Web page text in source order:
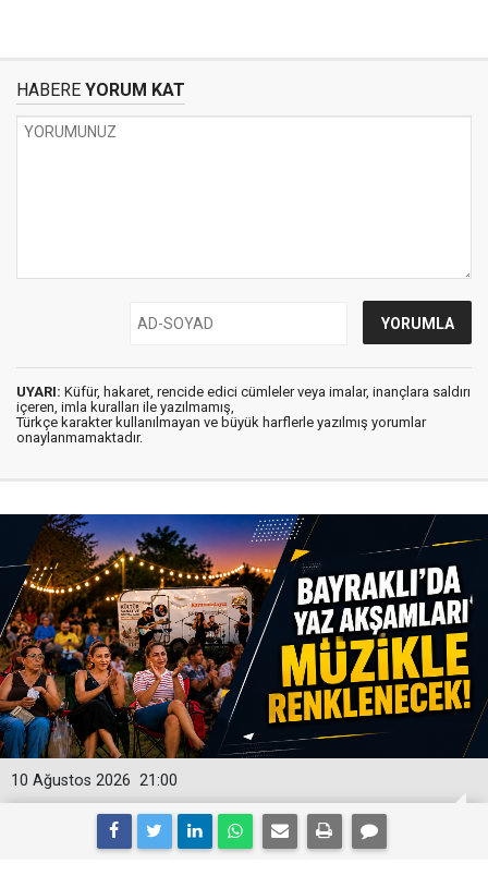
HABERE YORUM KAT
UYARI: Küfür, hakaret, rencide edici cümleler veya imalar, inançlara saldırı
içeren, imla kuralları ile yazılmamış,
Türkçe karakter kullanılmayan ve büyük harflerle yazılmış yorumlar
onaylanmamaktadır.
21:00
10 Ağustos 2026